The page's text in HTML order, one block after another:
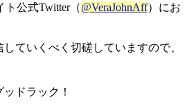
ト公式Twitter（@VeraJohnAff）にお
ていくべく切磋していますので、
ッドラック！